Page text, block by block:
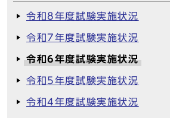
令和8年度試験実施状況
令和7年度試験実施状況
令和6年度試験実施状況
令和5年度試験実施状況
令和4年度試験実施状況